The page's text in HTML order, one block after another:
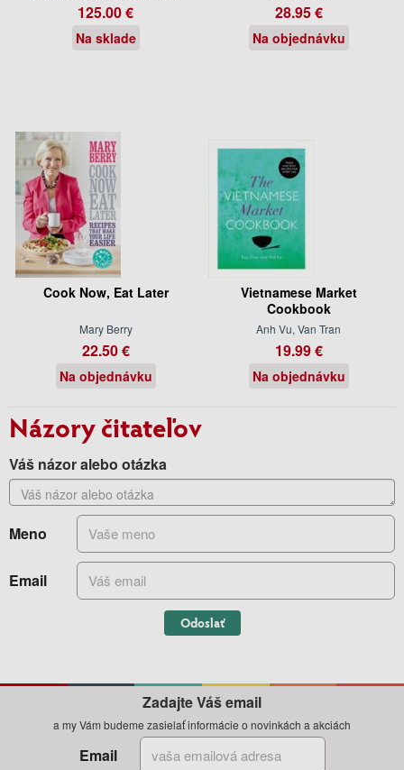
125.00 €
Na sklade
28.95 €
Na objednávku
Cook Now, Eat Later
Mary Berry
22.50 €
Na objednávku
Vietnamese Market
Cookbook
Anh Vu, Van Tran
19.99 €
Na objednávku
Názory čitateľov
Váš názor alebo otázka
Meno
Email
Odoslať
Zadajte Váš email
a my Vám budeme zasielať informácie o novinkách a akciách
Email